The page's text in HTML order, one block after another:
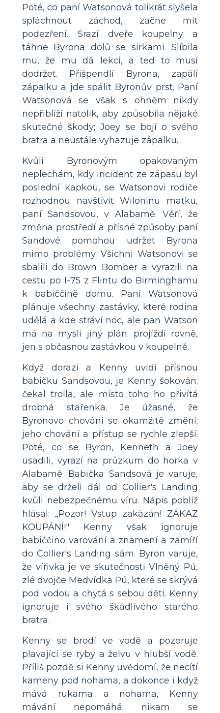
Poté, co paní Watsonová tolikrát slyšela
spláchnout záchod, začne mít
podezření. Srazí dveře koupelny a
táhne Byrona dolů se sirkami. Slíbila
mu, že mu dá lekci, a teď to musí
dodržet. Přišpendlí Byrona, zapálí
zápalku a jde spálit Byronův prst. Paní
Watsonová se však s ohněm nikdy
nepřiblíží natolik, aby způsobila nějaké
skutečné škody; Joey se bojí o svého
bratra a neustále vyhazuje zápalku.
Kvůli Byronovým opakovaným
neplechám, kdy incident ze zápasu byl
poslední kapkou, se Watsonovi rodiče
rozhodnou navštívit Wiloninu matku,
paní Sandsovou, v Alabamě. Věří, že
změna prostředí a přísné způsoby paní
Sandové pomohou udržet Byrona
mimo problémy. Všichni Watsonovi se
sbalili do Brown Bomber a vyrazili na
cestu po I-75 z Flintu do Birminghamu
k babiččině domu. Paní Watsonová
plánuje všechny zastávky, které rodina
udělá a kde stráví noc, ale pan Watson
má na mysli jiný plán; projíždí rovně,
jen s občasnou zastávkou v koupelně.
Když dorazí a Kenny uvidí přísnou
babičku Sandsovou, je Kenny šokován;
čekal trolla, ale místo toho ho přivítá
drobná stařenka. Je úžasné, že
Byronovo chování se okamžitě změní;
jeho chování a přístup se rychle zlepší.
Poté, co se Byron, Kenneth a Joey
usadili, vyrazí na průzkum do horka v
Alabamě. Babička Sandsová je varuje,
aby se drželi dál od Collier's Landing
kvůli nebezpečnému víru. Nápis poblíž
hlásal: „Pozor! Vstup zakázán! ZÁKAZ
KOUPÁNÍ!" Kenny však ignoruje
babiččino varování a znamení a zamíří
do Collier's Landing sám. Byron varuje,
že vířivka je ve skutečnosti Vlněný Pú,
zlé dvojče Medvídka Pú, které se skrývá
pod vodou a chytá s sebou děti. Kenny
ignoruje i svého škádlivého starého
bratra.
Kenny se brodí ve vodě a pozoruje
plavající se ryby a želvu v hlubší vodě.
Příliš pozdě si Kenny uvědomí, že necítí
kameny pod nohama, a dokonce i když
mává rukama a nohama, Kenny
mávání nepomáhá; nikam se